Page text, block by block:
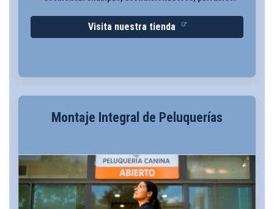
Visita nuestra tienda
Montaje Integral de Peluquerías